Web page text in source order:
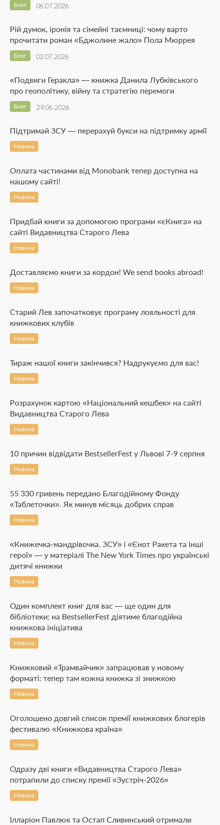
06.07.2026
Блог
Рій думок, іронія та сімейні таємниці: чому варто
прочитати роман «Бджолине жало» Пола Мюррея
02.07.2026
Блог
«Подвиги Геракла» — книжка Данила Лубківського
про геополітику, війну та стратегію перемоги
29.06.2026
Блог
Підтримай ЗСУ — перерахуй букси на підтримку армії
Новина
Оплата частинами від Monobank тепер доступна на
нашому сайті!
Новина
Придбай книги за допомогою програми «єКнига» на
сайті Видавництва Старого Лева
Новина
Доставляємо книги за кордон! We send books abroad!
Новина
Старий Лев започатковує програму лояльності для
книжкових клубів
Новина
Тираж нашої книги закінчився? Надрукуємо для вас!
Новина
Розрахунок картою «Національний кешбек» на сайті
Видавництва Старого Лева
Новина
10 причин відвідати BestsellerFest у Львові 7-9 серпня
Новина
55 330 гривень передано Благодійному Фонду
«Таблеточки». Як минув місяць добрих справ
Новина
«Книжечка-мандрівочка. ЗСУ» і «Єнот Ракета та інші
герої» — у матеріалі The New York Times про українські
дитячі книжки
Новина
Один комплект книг для вас — ще один для
бібліотеки: на BestsellerFest діятиме благодійна
книжкова ініціатива
Новина
Книжковий «Трамвайчик» запрацював у новому
форматі: тепер там кожна книжка зі знижкою
Новина
Оголошено довгий список премії книжкових блогерів
фестивалю «Книжкова країна»
Новина
Одразу дві книги «Видавництва Старого Лева»
потрапили до списку премії «Зустріч-2026»
Новина
Ілларіон Павлюк та Остап Сливинський отримали